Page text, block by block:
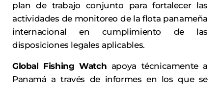
plan de trabajo conjunto para fortalecer las
actividades de monitoreo de la flota panameña
internacional en cumplimiento de las
disposiciones legales aplicables.
Global Fishing Watch apoya técnicamente a
Panamá a través de informes en los que se